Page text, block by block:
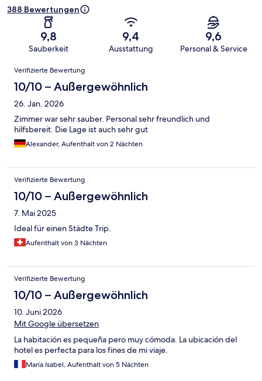
388 Bewertungen
9,8
Sauberkeit
9,4
Ausstattung
9,6
Personal & Service
Bewertungen
Verifizierte Bewertung
10/10 – Außergewöhnlich
26. Jan. 2026
Zimmer war sehr sauber. Personal sehr freundlich und
hilfsbereit. Die Lage ist auch sehr gut
Alexander, Aufenthalt von 2 Nächten
Verifizierte Bewertung
10/10 – Außergewöhnlich
7. Mai 2025
Ideal für einen Städte Trip.
Aufenthalt von 3 Nächten
Verifizierte Bewertung
10/10 – Außergewöhnlich
10. Juni 2026
Mit Google übersetzen
La habitación es pequeña pero muy cómoda. La ubicación del
hotel es perfecta para los fines de mi viaje.
María Isabel, Aufenthalt von 5 Nächten